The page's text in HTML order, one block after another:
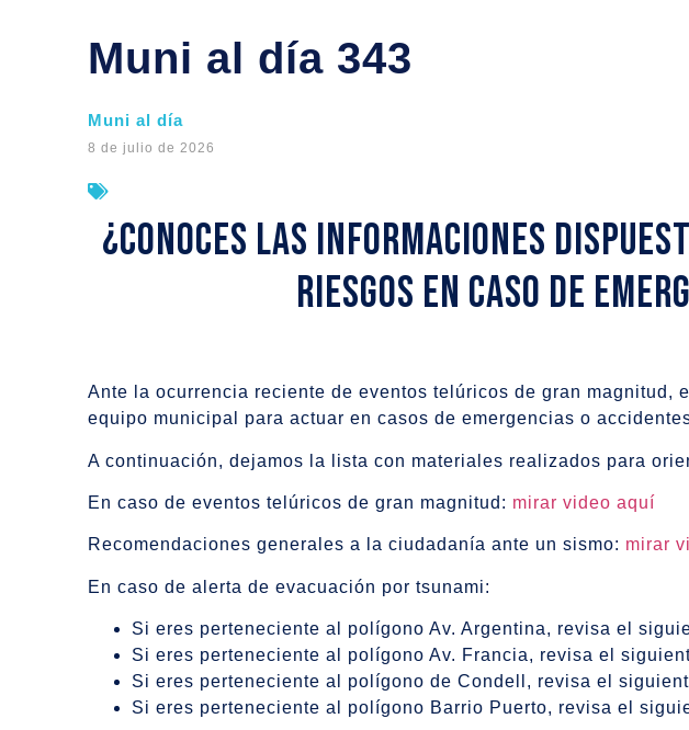
Muni al día 343
Muni al día
8 de julio de 2026
¿Conoces las informaciones
Riesgos en caso de
Ante la ocurrencia reciente de eventos telúricos de gran magnitud,
equipo municipal para actuar en casos de emergencias o
A continuación, dejamos la lista con materiales realizados para
En caso de eventos telúricos de gran magnitud: mirar video aquí
Recomendaciones generales a la ciudadanía ante un sismo: mirar
En caso de alerta de evacuación por tsunami:
Si eres perteneciente al polígono Av. Argentina, revisa el
Si eres perteneciente al polígono Av. Francia, revisa el
Si eres perteneciente al polígono de Condell, revisa el
Si eres perteneciente al polígono Barrio Puerto, revisa el